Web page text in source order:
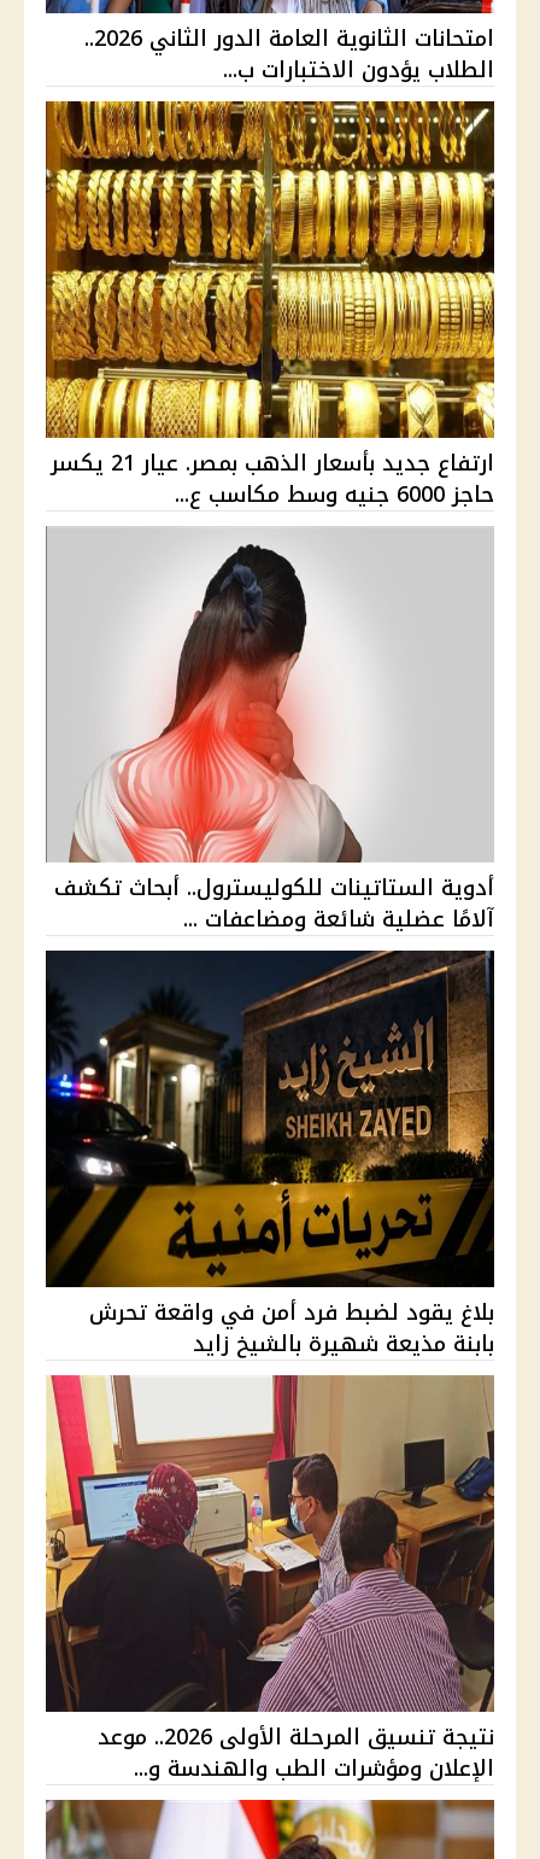
امتحانات الثانوية العامة الدور الثاني 2026..
الطلاب يؤدون الاختبارات ب...
ارتفاع جديد بأسعار الذهب بمصر. عيار 21 يكسر
حاجز 6000 جنيه وسط مكاسب ع...
أدوية الستاتينات للكوليسترول.. أبحاث تكشف
آلامًا عضلية شائعة ومضاعفات ...
بلاغ يقود لضبط فرد أمن في واقعة تحرش
بابنة مذيعة شهيرة بالشيخ زايد
نتيجة تنسيق المرحلة الأولى 2026.. موعد
الإعلان ومؤشرات الطب والهندسة و...